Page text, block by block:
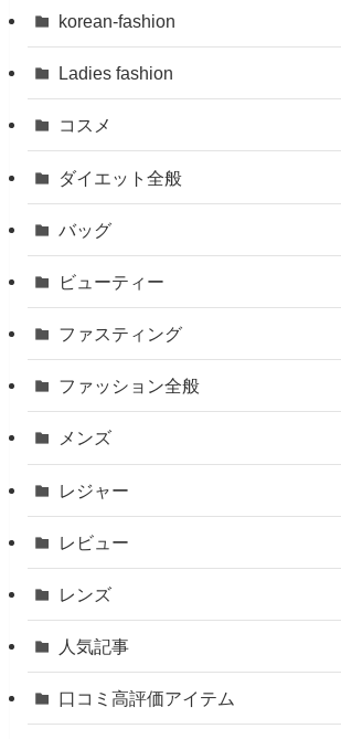
korean-fashion
Ladies fashion
コスメ
ダイエット全般
バッグ
ビューティー
ファスティング
ファッション全般
メンズ
レジャー
レビュー
レンズ
人気記事
口コミ高評価アイテム